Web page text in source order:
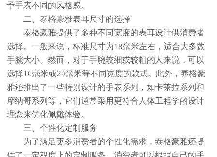
予手表不同的风格感。
二、泰格豪雅表耳尺寸的选择
泰格豪雅提供了多种不同宽度的表耳设计供消费者
选择。一般来说，标准尺寸为18毫米左右，适合大多数
手腕大小。然而，对于手腕较细或较粗的人来说，可以
选择16毫米或20毫米等不同宽度的款式。此外，泰格豪
雅还推出了一些特别设计的手表系列，如卡莱拉系列和
摩纳哥系列等，它们通常采用更符合人体工程学的设计
理念来优化佩戴体验。
三、个性化定制服务
为了满足更多消费者的个性化需求，泰格豪雅还提